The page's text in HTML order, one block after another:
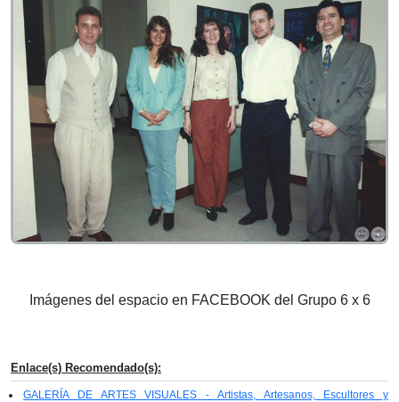
Imágenes del espacio en FACEBOOK del Grupo 6 x 6
Enlace(s) Recomendado(s):
GALERÍA DE ARTES VISUALES - Artistas, Artesanos, Escultores y